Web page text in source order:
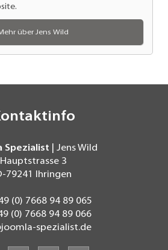
über Jens Wild
Spezialist | Jens Wild
Hauptstrasse 3
79241 Ihringen
(0) 7668 94 89 065
(0) 7668 94 89 066
spezialist.de